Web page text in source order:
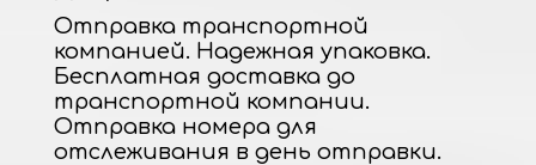
Отправка транспортной
компанией. Надежная упаковка.
Бесплатная доставка до
транспортной компании.
Отправка номера для
отслеживания в день отправки.